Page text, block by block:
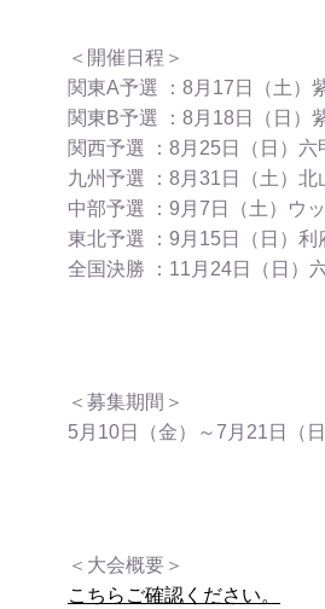
＜開催日程＞
関東A予選 ：8月17日（土）
関東B予選 ：8月18日（日）
関西予選 ：8月25日（日）六
九州予選 ：8月31日（土）北
中部予選 ：9月7日（土）ウ
東北予選 ：9月15日（日）利
全国決勝 ：11月24日（日）
＜募集期間＞
5月10日（金）～7月21日（
＜大会概要＞
こちらご確認ください。